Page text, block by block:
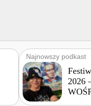
Najnowszy podkast
2026